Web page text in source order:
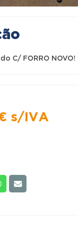
C/ FORRO NOVO!
s/IVA